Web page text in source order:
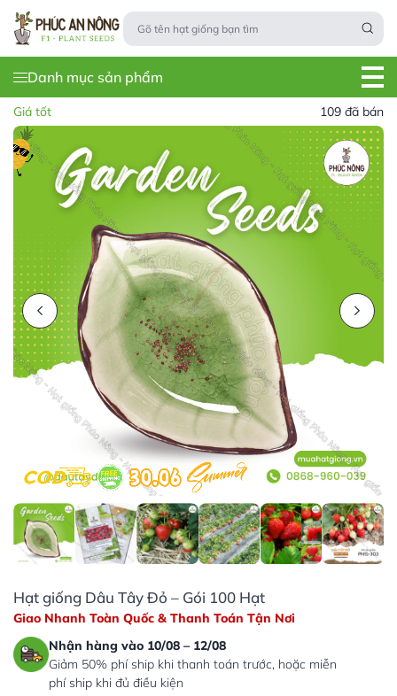
Danh mục sản phẩm
Giá tốt 109 đã bán
Hạt giống Dâu Tây Đỏ – Gói 100 Hạt
Giao Nhanh Toàn Quốc & Thanh Toán Tận Nơi
Nhận hàng vào 10/08 – 12/08
Giảm 50% phí ship khi thanh toán trước, hoặc miễn
phí ship khi đủ điều kiện